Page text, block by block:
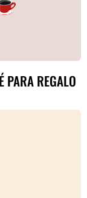
PARA REGALO